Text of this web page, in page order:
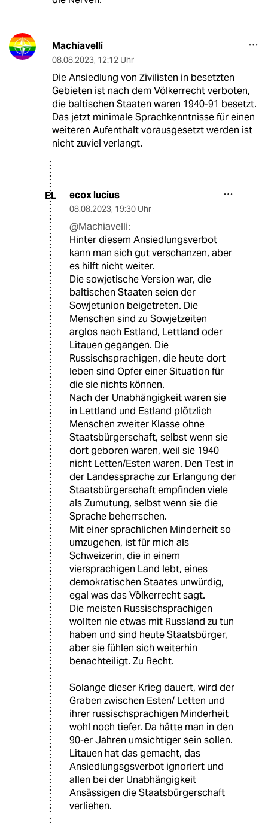
Machiavelli
08.08.2023, 12:12 Uhr
Die Ansiedlung von Zivilisten in besetzten
Gebieten ist nach dem Völkerrecht verboten,
die baltischen Staaten waren 1940-91 besetzt.
Das jetzt minimale Sprachkenntnisse für einen
weiteren Aufenthalt vorausgesetzt werden ist
nicht zuviel verlangt.
EL ecox lucius
08.08.2023, 19:30 Uhr
@Machiavelli:
Hinter diesem Ansiedlungsverbot
kann man sich gut verschanzen, aber
es hilft nicht weiter.
Die sowjetische Version war, die
baltischen Staaten seien der
Sowjetunion beigetreten. Die
Menschen sind zu Sowjetzeiten
arglos nach Estland, Lettland oder
Litauen gegangen. Die
Russischsprachigen, die heute dort
leben sind Opfer einer Situation für
die sie nichts können.
Nach der Unabhängigkeit waren sie
in Lettland und Estland plötzlich
Menschen zweiter Klasse ohne
Staatsbürgerschaft, selbst wenn sie
dort geboren waren, weil sie 1940
nicht Letten/Esten waren. Den Test in
der Landessprache zur Erlangung der
Staatsbürgerschaft empfinden viele
als Zumutung, selbst wenn sie die
Sprache beherrschen.
Mit einer sprachlichen Minderheit so
umzugehen, ist für mich als
Schweizerin, die in einem
viersprachigen Land lebt, eines
demokratischen Staates unwürdig,
egal was das Völkerrecht sagt.
Die meisten Russischsprachigen
wollten nie etwas mit Russland zu tun
haben und sind heute Staatsbürger,
aber sie fühlen sich weiterhin
benachteiligt. Zu Recht.
Solange dieser Krieg dauert, wird der
Graben zwischen Esten/ Letten und
ihrer russischsprachigen Minderheit
wohl noch tiefer. Da hätte man in den
90-er Jahren umsichtiger sein sollen.
Litauen hat das gemacht, das
Ansiedlungsgsverbot ignoriert und
allen bei der Unabhängigkeit
Ansässigen die Staatsbürgerschaft
verliehen.